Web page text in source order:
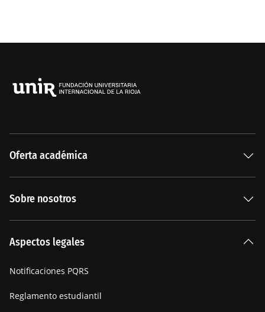
Oferta académica
Sobre nosotros
Manifiesto
Aspectos legales
Notificaciones PQRS
Reglamento estudiantil